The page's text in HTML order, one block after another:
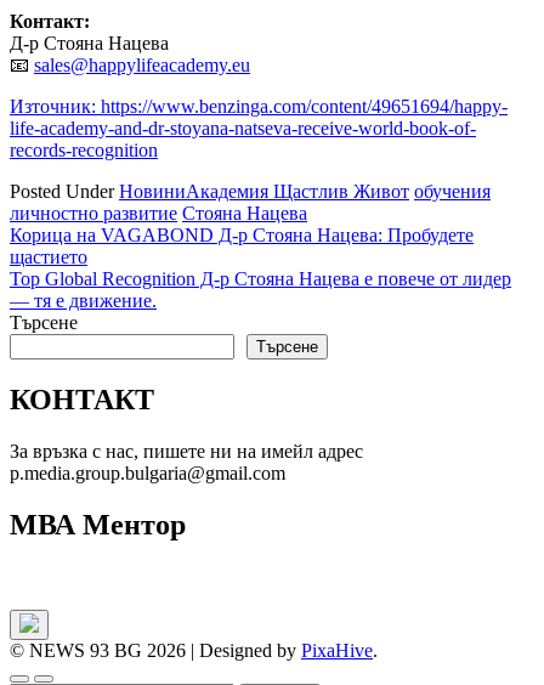
Контакт:
Д-р Стояна Нацева
📧 sales@happylifeacademy.eu
Източник: https://www.benzinga.com/content/49651694/happy-
life-academy-and-dr-stoyana-natseva-receive-world-book-of-
records-recognition
Posted UnderНовиниАкадемия Щастлив Живот обучения
личностно развитие Стояна Нацева
Навигация
Корица на VAGABOND Д-р Стояна Нацева: Пробудете
щастието
Top Global Recognition Д-р Стояна Нацева е повече от лидер
— тя е движение.
Търсене
Търсене
КОНТАКТ
За връзка с нас, пишете ни на имейл адрес
p.media.group.bulgaria@gmail.com
МВА Ментор
© NEWS 93 BG 2026 | Designed by PixaHive.